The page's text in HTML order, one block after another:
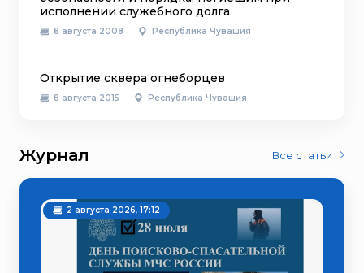
исполнении служебного долга
8 августа 2008 Республика Чувашия
Открытие сквера огнеборцев
8 августа 2015 Республика Чувашия
Журнал Все статьи
2 августа 2026, 17:12